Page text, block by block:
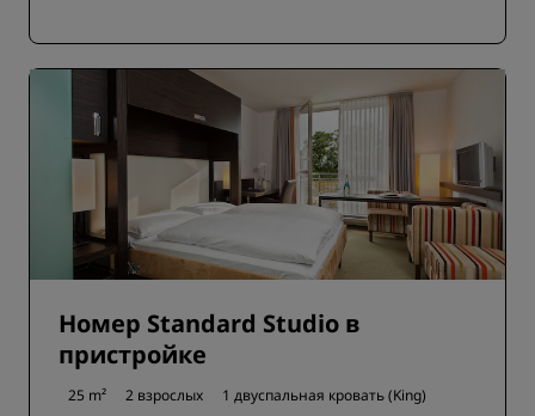
Номер Standard Studio в
пристройке
25 m² 2 взрослых 1 двуспальная кровать (King)